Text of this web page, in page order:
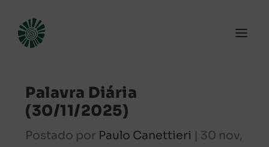
Palavra Diária
(30/11/2025)
Postado por Paulo Canettieri | 30 nov,